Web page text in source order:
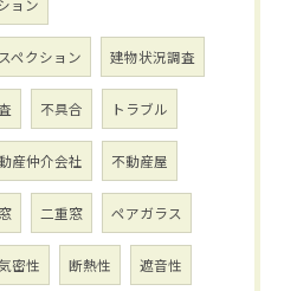
ョン
ペクション 建物状況調査
不具合 トラブル
産仲介会社 不動産屋
二重窓 ペアガラス
密性 断熱性 遮音性